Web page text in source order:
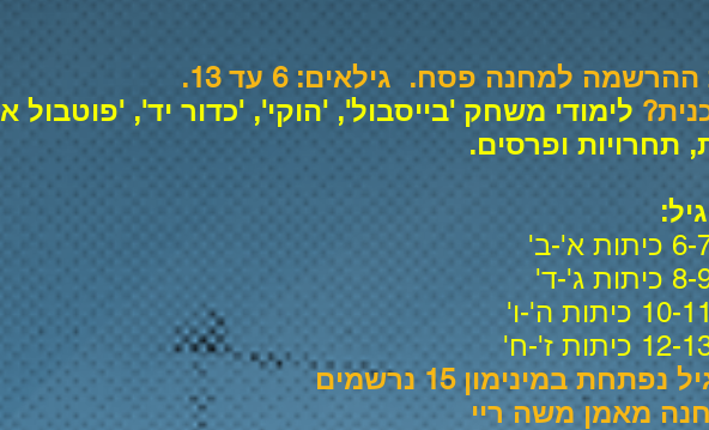
למחנה פסח. גילאים: 6 עד 13.
לימודי משחק 'בייסבול', 'הוקי', 'כדור יד', 'פוטבול
תחרויות ופרסים.
במינימון 15 נרשמים
מאמן משה ריי